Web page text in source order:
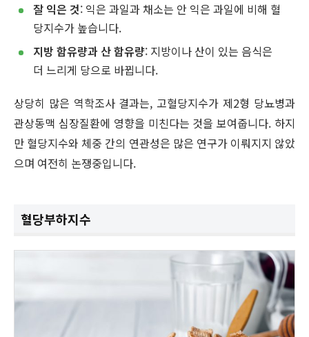
잘 익은 것: 익은 과일과 채소는 안 익은 과일에 비해 혈
당지수가 높습니다.
지방 함유량과 산 함유량: 지방이나 산이 있는 음식은
더 느리게 당으로 바뀝니다.
상당히 많은 역학조사 결과는, 고혈당지수가 제2형 당뇨병과
관상동맥 심장질환에 영향을 미친다는 것을 보여줍니다. 하지
만 혈당지수와 체중 간의 연관성은 많은 연구가 이뤄지지 않았
으며 여전히 논쟁중입니다.
혈당부하지수